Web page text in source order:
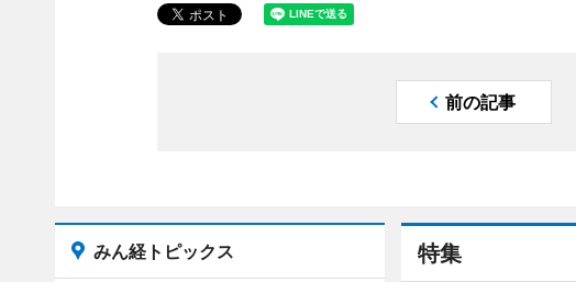
前の記事
特集
みん経トピックス